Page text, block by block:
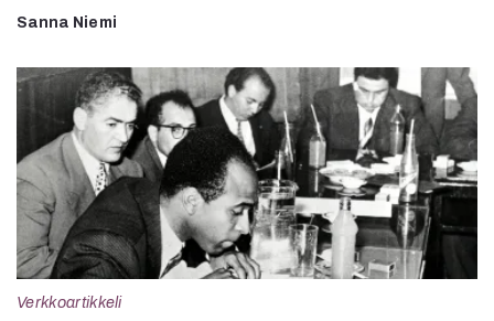
Sanna Niemi
Verkkoartikkeli